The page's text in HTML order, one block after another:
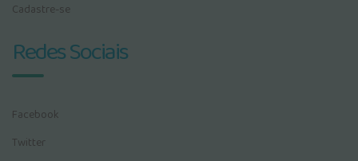
Cadastre-se
Redes Sociais
Facebook
Twitter